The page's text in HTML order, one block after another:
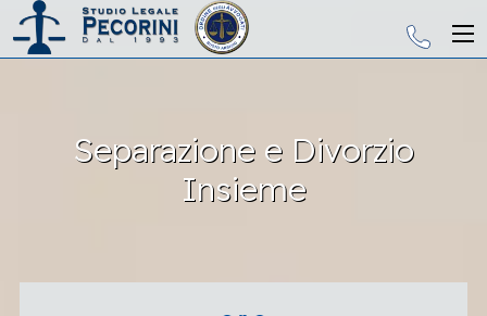
Separazione e Divorzio
Insieme